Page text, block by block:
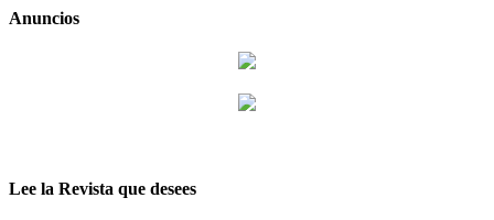
Anuncios
Lee la Revista que desees